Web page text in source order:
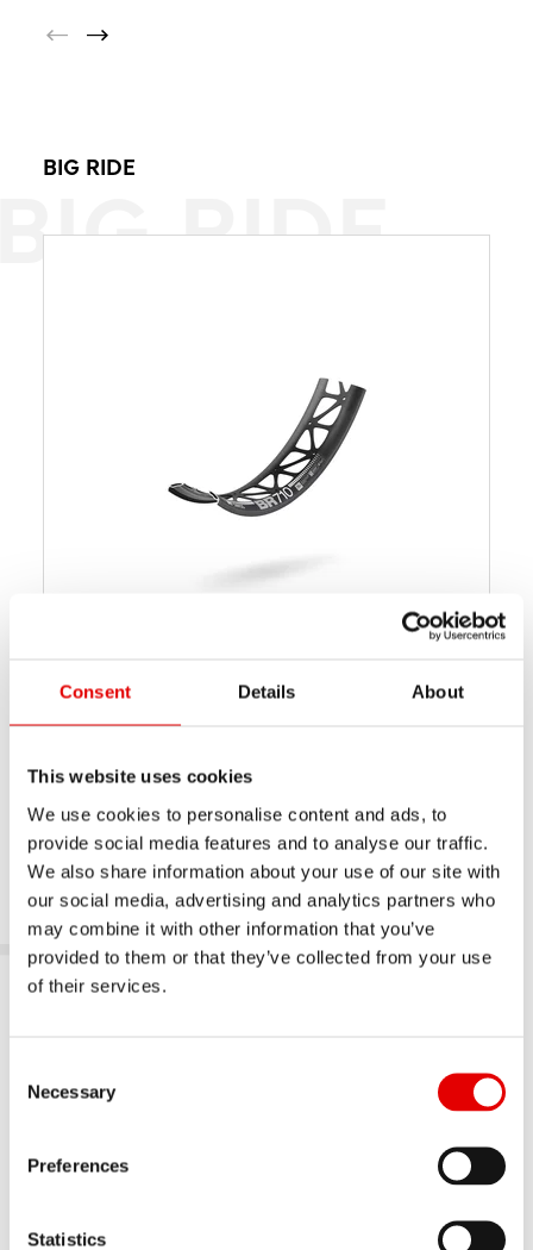
Consent Details About
This website uses cookies
We use cookies to personalise content and ads, to
provide social media features and to analyse our traffic.
We also share information about your use of our site with
our social media, advertising and analytics partners who
may combine it with other information that you’ve
provided to them or that they’ve collected from your use
of their services.
Necessary
Preferences
Statistics
RIDE
BIG RIDE
建议零售价
TREKKING